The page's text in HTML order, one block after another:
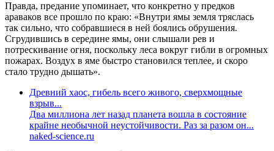
Правда, предание упоминает, что конкретно у предков
араваков все прошло по краю: «Внутри ямы земля тряслась
так сильно, что собравшиеся в ней боялись обрушения.
Сгрудившись в середине ямы, они слышали рев и
потрескивание огня, поскольку леса вокруг гибли в огромных
пожарах. Воздух в яме быстро становился теплее, и скоро
стало трудно дышать».
Древний хаос, гибель всего живого, сверхмощные
взрыв...
Два миллиона лет назад планета вошла в состояние
крайне необычной неустойчивости. Раз за разом он...
naked-science.ru